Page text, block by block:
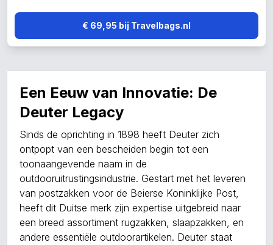
€ 69,95 bij Travelbags.nl
Een Eeuw van Innovatie: De
Deuter Legacy
Sinds de oprichting in 1898 heeft Deuter zich
ontpopt van een bescheiden begin tot een
toonaangevende naam in de
outdooruitrustingsindustrie. Gestart met het leveren
van postzakken voor de Beierse Koninklijke Post,
heeft dit Duitse merk zijn expertise uitgebreid naar
een breed assortiment rugzakken, slaapzakken, en
andere essentiële outdoorartikelen. Deuter staat